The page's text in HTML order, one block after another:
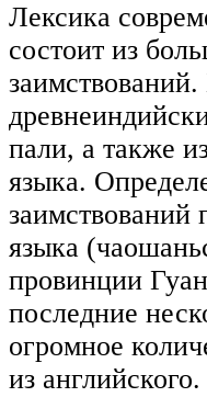
Лексика
состоит из
пали, а также
языка.
заимствований
языка
провинции
последние
огромное
из английского.